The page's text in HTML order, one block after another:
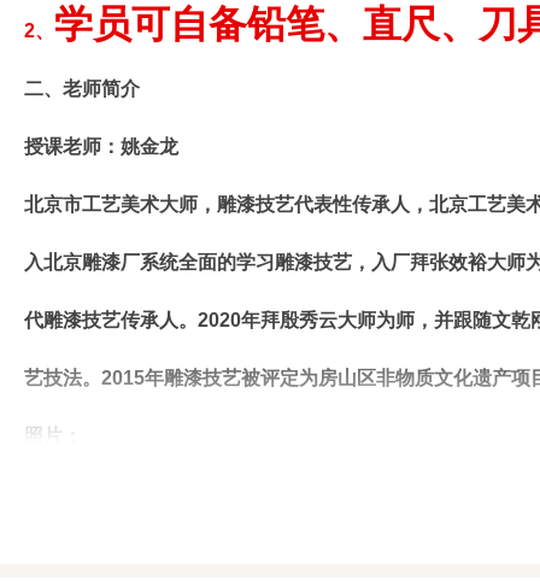
2、 学员可自备铅笔、直尺、刀
二、老师简介
授课老师：姚金龙
北京市工艺美术大师，雕漆技艺代表性传承人，北京工艺
入北京雕漆厂系统全面的学习雕漆技艺，入厂拜张效裕大
代雕漆技艺传承人。2020年拜殷秀云大师为师，并跟随文
艺技法。2015年雕漆技艺被评定为房山区非物质文化遗产
照片：